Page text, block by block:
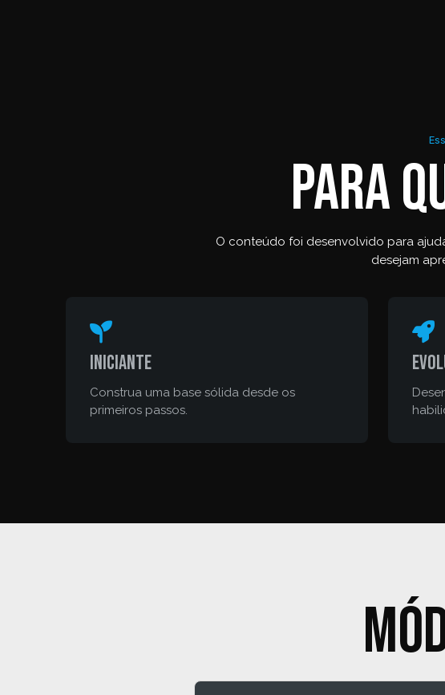
Para
O conteúdo foi desenvolvido para
desejam
Iniciante
Construa uma base sólida desde os
primeiros passos.